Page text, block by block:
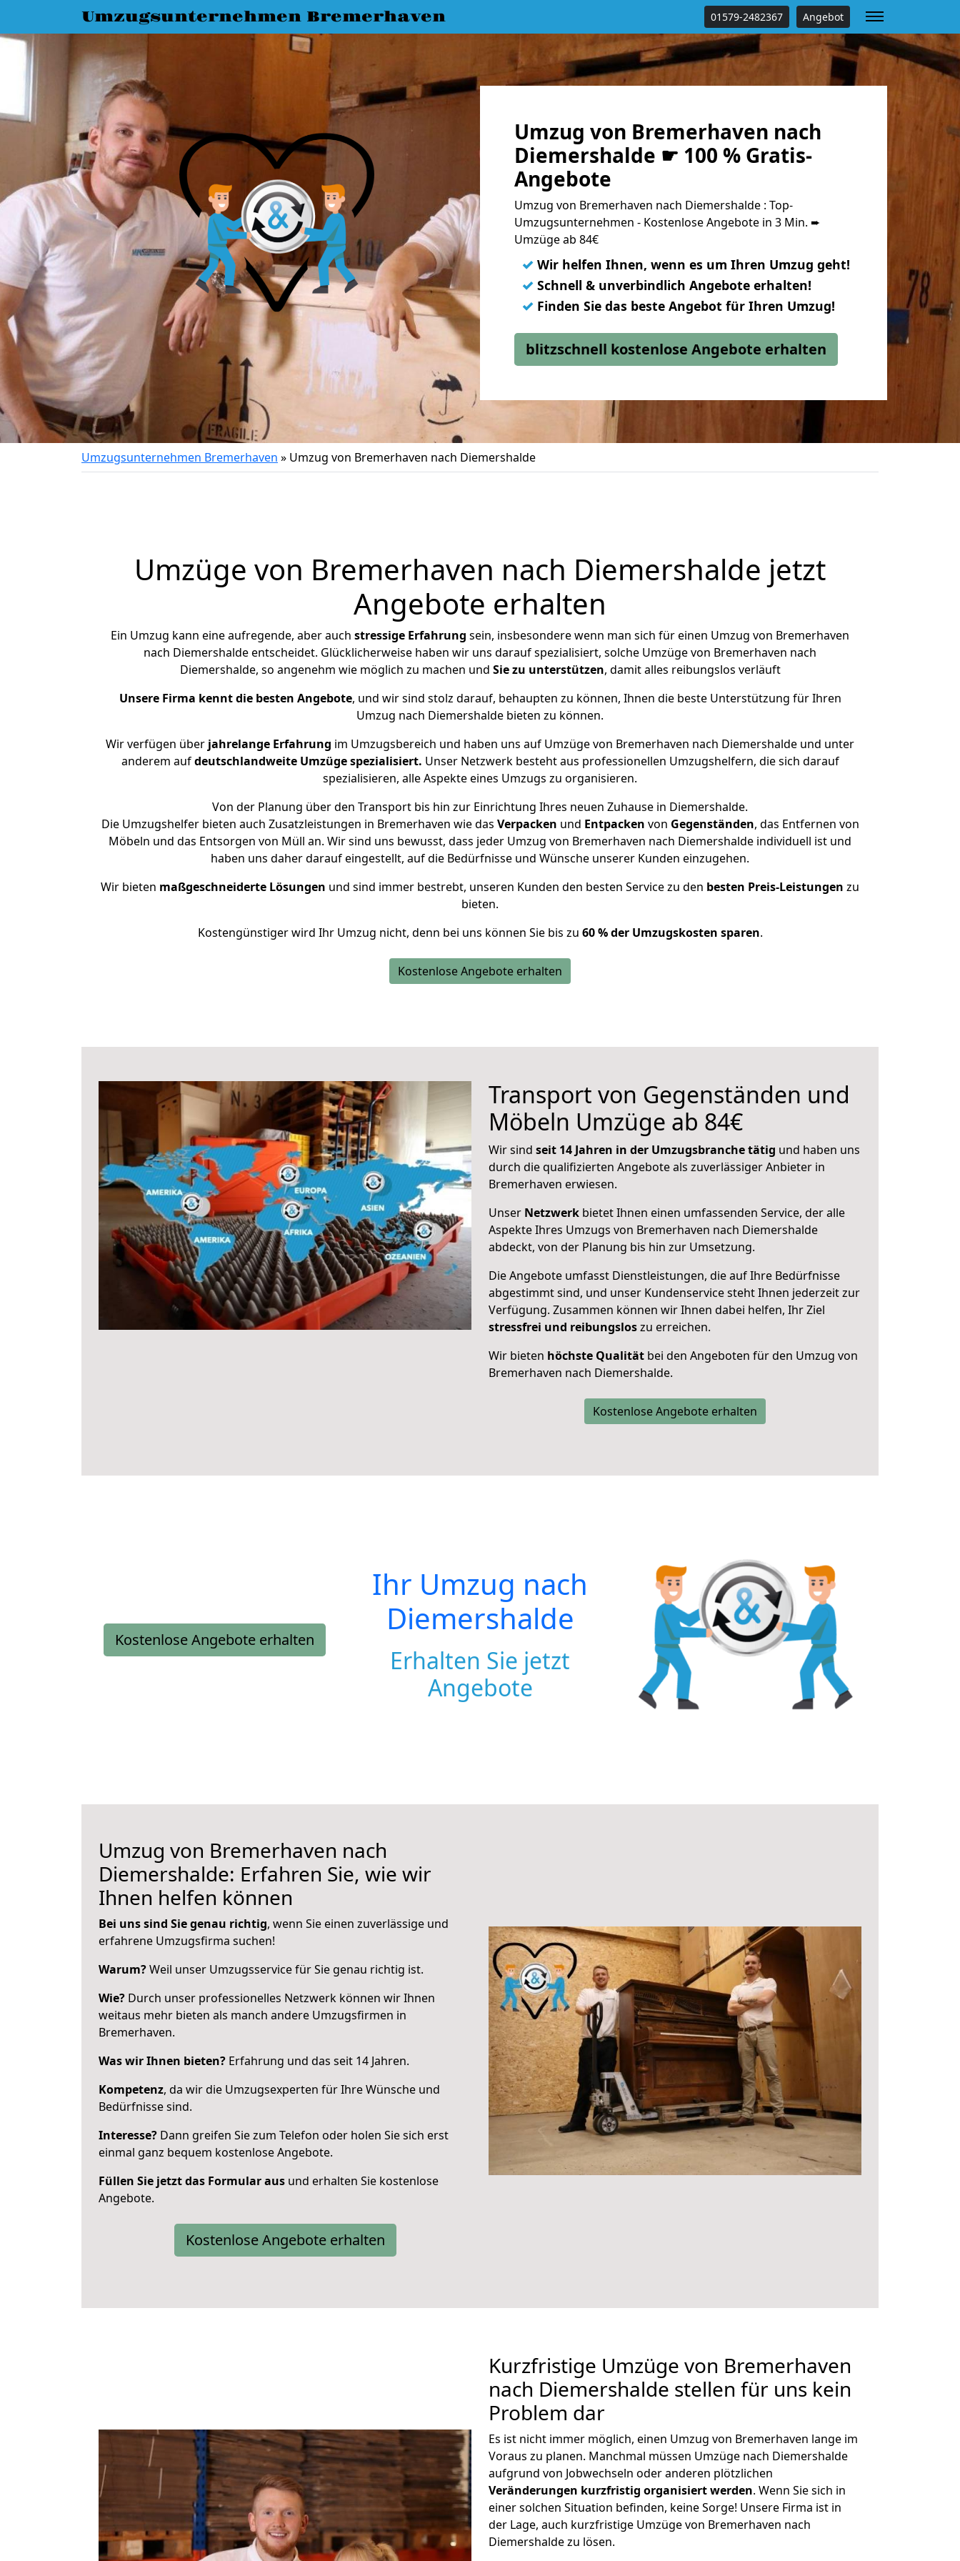
Umzugsunternehmen Bremerhaven 01579-2482367 Angebot
Umzug von Bremerhaven nach
Diemershalde ☛ 100 % Gratis-
Angebote
Umzug von Bremerhaven nach Diemershalde : Top-
Umzugsunternehmen - Kostenlose Angebote in 3 Min. ➨
Umzüge ab 84€
✓ Wir helfen Ihnen, wenn es um Ihren Umzug geht!
✓ Schnell & unverbindlich Angebote erhalten!
✓ Finden Sie das beste Angebot für Ihren Umzug!
blitzschnell kostenlose Angebote erhalten
Umzugsunternehmen Bremerhaven » Umzug von Bremerhaven nach Diemershalde
Umzüge von Bremerhaven nach Diemershalde jetzt
Angebote erhalten
Ein Umzug kann eine aufregende, aber auch stressige Erfahrung sein, insbesondere wenn man sich für einen Umzug von Bremerhaven
nach Diemershalde entscheidet. Glücklicherweise haben wir uns darauf spezialisiert, solche Umzüge von Bremerhaven nach
Diemershalde, so angenehm wie möglich zu machen und Sie zu unterstützen, damit alles reibungslos verläuft
Unsere Firma kennt die besten Angebote, und wir sind stolz darauf, behaupten zu können, Ihnen die beste Unterstützung für Ihren
Umzug nach Diemershalde bieten zu können.
Wir verfügen über jahrelange Erfahrung im Umzugsbereich und haben uns auf Umzüge von Bremerhaven nach Diemershalde und unter
anderem aufdeutschlandweite Umzüge spezialisiert. Unser Netzwerk besteht aus professionellen Umzugshelfern, die sich darauf
spezialisieren, alle Aspekte eines Umzugs zu organisieren.
Von der Planung über den Transport bis hin zur Einrichtung Ihres neuen Zuhause in Diemershalde.
Die Umzugshelfer bieten auch Zusatzleistungen in Bremerhaven wie das Verpacken und Entpacken von Gegenständen, das Entfernen von
Möbeln und das Entsorgen von Müll an. Wir sind uns bewusst, dass jeder Umzug von Bremerhaven nach Diemershalde individuell ist und
haben uns daher darauf eingestellt, auf die Bedürfnisse und Wünsche unserer Kunden einzugehen.
Wir bieten maßgeschneiderte Lösungen und sind immer bestrebt, unseren Kunden den besten Service zu den besten Preis-Leistungen zu
bieten.
Kostengünstiger wird Ihr Umzug nicht, denn bei uns können Sie bis zu 60 % der Umzugskosten sparen.
Kostenlose Angebote erhalten
Transport von Gegenständen und
Möbeln Umzüge ab 84€
Wir sind seit 14 Jahren in der Umzugsbranche tätig und haben uns
durch die qualifizierten Angebote als zuverlässiger Anbieter in
Bremerhaven erwiesen.
Unser Netzwerk bietet Ihnen einen umfassenden Service, der alle
Aspekte Ihres Umzugs von Bremerhaven nach Diemershalde
abdeckt, von der Planung bis hin zur Umsetzung.
Die Angebote umfasst Dienstleistungen, die auf Ihre Bedürfnisse
abgestimmt sind, und unser Kundenservice steht Ihnen jederzeit zur
Verfügung. Zusammen können wir Ihnen dabei helfen, Ihr Ziel
stressfrei und reibungsloszu erreichen.
Wir bieten höchste Qualität bei den Angeboten für den Umzug von
Bremerhaven nach Diemershalde.
Kostenlose Angebote erhalten
Kostenlose Angebote erhalten
Ihr Umzug nach
Diemershalde
Erhalten Sie jetzt
Angebote
Umzug von Bremerhaven nach
Diemershalde: Erfahren Sie, wie wir
Ihnen helfen können
Bei uns sind Sie genau richtig, wenn Sie einen zuverlässige und
erfahrene Umzugsfirma suchen!
Warum?Weil unser Umzugsservice für Sie genau richtig ist.
Wie? Durch unser professionelles Netzwerk können wir Ihnen
weitaus mehr bieten als manch andere Umzugsfirmen in
Bremerhaven.
Was wir Ihnen bieten? Erfahrung und das seit 14 Jahren.
Kompetenz, da wir die Umzugsexperten für Ihre Wünsche und
Bedürfnisse sind.
Interesse? Dann greifen Sie zum Telefon oder holen Sie sich erst
einmal ganz bequem kostenlose Angebote.
Füllen Sie jetzt das Formular aus und erhalten Sie kostenlose
Angebote.
Kostenlose Angebote erhalten
Kurzfristige Umzüge von Bremerhaven
nach Diemershalde stellen für uns kein
Problem dar
Es ist nicht immer möglich, einen Umzug von Bremerhaven lange im
Voraus zu planen. Manchmal müssen Umzüge nach Diemershalde
aufgrund von Jobwechseln oder anderen plötzlichen
Veränderungen kurzfristig organisiert werden. Wenn Sie sich in
einer solchen Situation befinden, keine Sorge! Unsere Firma ist in
der Lage, auch kurzfristige Umzüge von Bremerhaven nach
Diemershalde zu lösen.